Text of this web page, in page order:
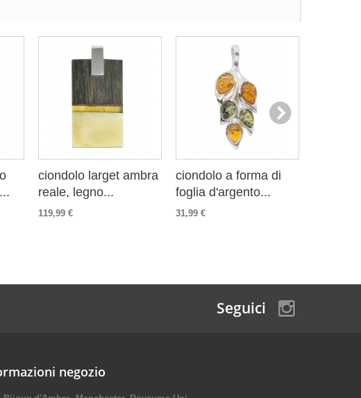
ciondolo larget ambra
reale, legno...
119,99 €
ciondolo a forma di
foglia d'argento...
31,99 €
Seguici
negozio